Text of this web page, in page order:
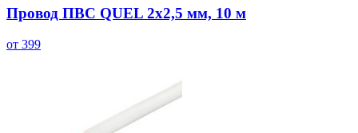
Провод ПВС QUEL 2х2,5 мм, 10 м
от 399